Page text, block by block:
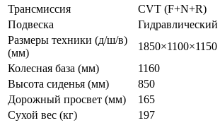
Трансмиссия
CVT (F+N+R)
Подвеска
Гидравлический
Размеры техники (д/ш/в)
(мм)
1850×1100×1150
Колесная база (мм)
1160
Высота сиденья (мм)
850
Дорожный просвет (мм)
165
Сухой вес (кг)
197